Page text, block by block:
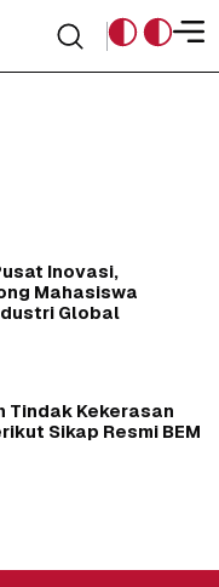
Inovasi,
Mahasiswa
Global
Tindak Kekerasan
Sikap Resmi BEM